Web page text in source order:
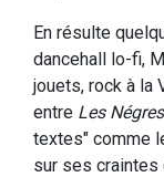
En résulte
dancehall lo-fi,
jouets, rock à la
entre Les
textes" comme
sur ses craintes